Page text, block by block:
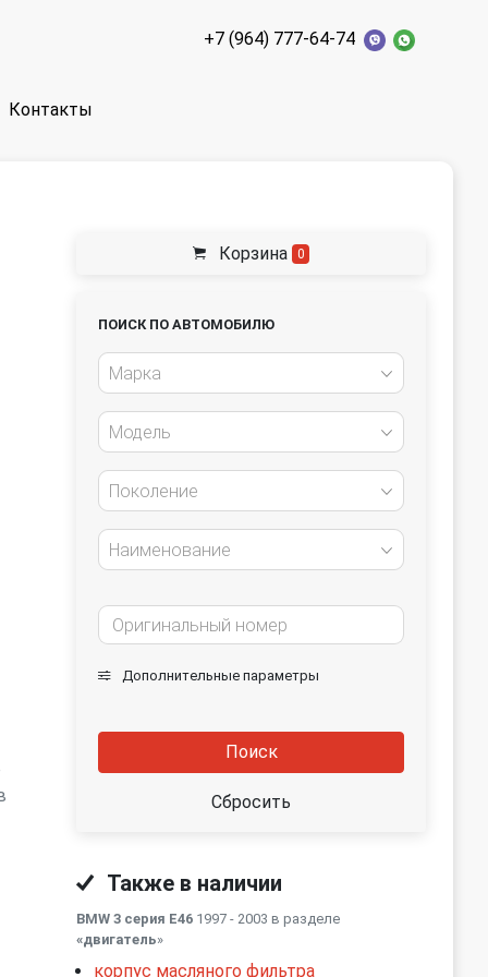
+7 (964) 777-64-74
Контакты
Корзина 0
ПОИСК ПО АВТОМОБИЛЮ
Марка
Модель
Поколение
Наименование
Дополнительные параметры
Поиск
Сбросить
Также в наличии
BMW 3 серия E46 1997 - 2003 в разделе
«двигатель»
корпус масляного фильтра